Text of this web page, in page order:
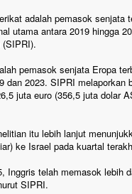
adalah pemasok senjata
utama antara 2019 hingga
pemasok senjata Eropa
dan 2023. SIPRI
juta euro (356,5 juta dolar
itu lebih lanjut
ke Israel pada kuartal
Inggris telah memasok lebih
SIPRI.